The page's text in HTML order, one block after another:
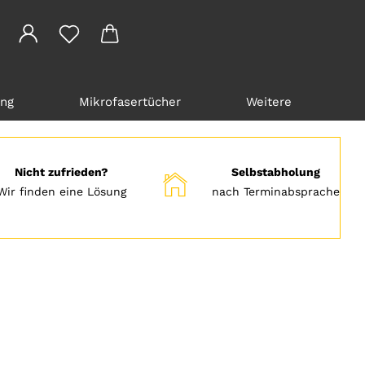
Mikrofasertücher Weitere
Nicht zufrieden?
finden eine Lösung
Selbstabholung
nach Terminabsprache